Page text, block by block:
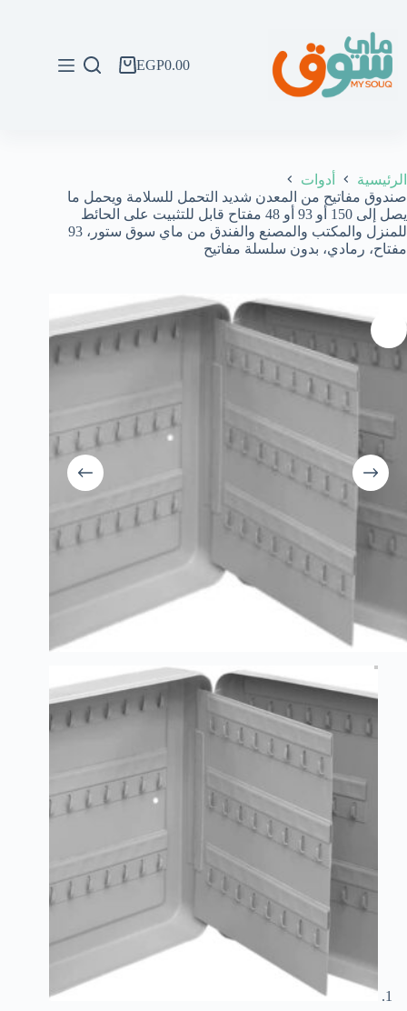
المحتوى
عربةEGP0.00
الرئيسية
أدوات
صندوق مفاتيح من المعدن شديد التحمل للسلامة ويحمل ما
يصل إلى 150 أو 93 أو 48 مفتاح قابل للتثبيت على الحائط
للمنزل والمكتب والمصنع والفندق من ماي سوق ستور، 93
مفتاح، رمادي، بدون سلسلة مفاتيح